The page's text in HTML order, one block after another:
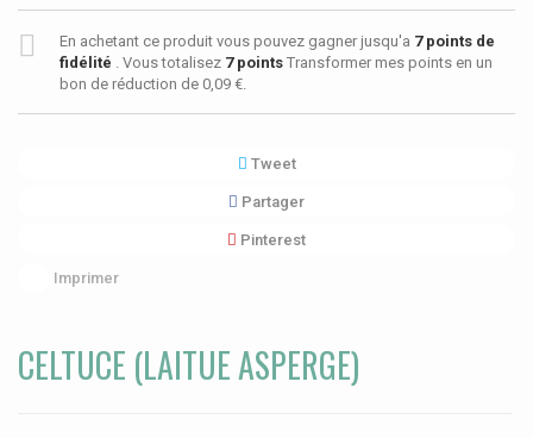
En achetant ce produit vous pouvez gagner jusqu'a 7points de
fidélité . Vous totalisez 7points Transformer mes points en un
bon de réduction de 0,09 €.
Tweet
Partager
Pinterest
Imprimer
CELTUCE (LAITUE ASPERGE)